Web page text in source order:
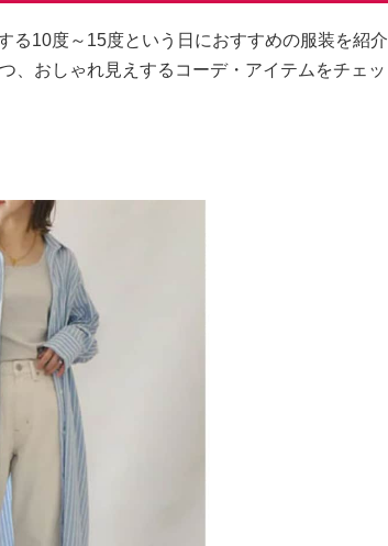
る10度～15度という日におすすめの服装を紹介
、おしゃれ見えするコーデ・アイテムをチェッ